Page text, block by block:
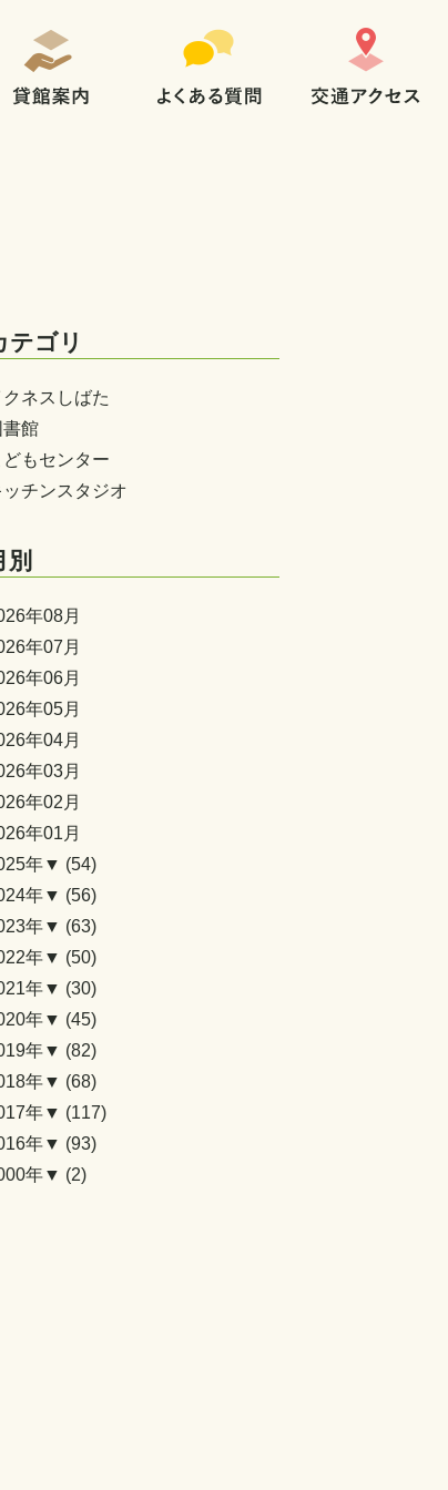
テゴリ
クネスしばた
書館
どもセンター
ッチンスタジオ
別
年08月
年07月
年06月
年05月
年04月
年03月
年02月
年01月
年▼ (54)
年▼ (56)
年▼ (63)
年▼ (50)
年▼ (30)
年▼ (45)
年▼ (82)
年▼ (68)
年▼ (117)
年▼ (93)
年▼ (2)